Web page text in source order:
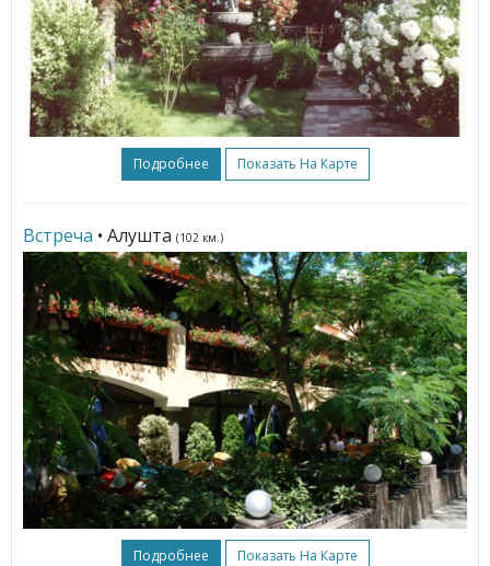
Подробнее Показать На Карте
Встреча • Алушта (102 км.)
Подробнее Показать На Карте